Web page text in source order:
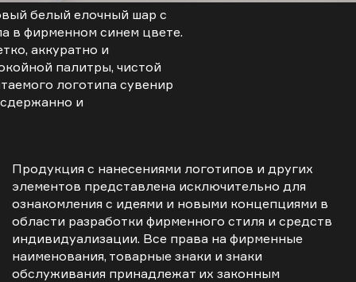
белый елочный шар с
в фирменном синем цвете.
аккуратно и
палитры, чистой
логотипа сувенир
и
Продукция с нанесениями логотипов и других
элементов представлена исключительно для
ознакомления с идеями и новыми концепциями в
области разработки фирменного стиля и средств
индивидуализации. Все права на фирменные
наименования, товарные знаки и знаки
обслуживания принадлежат их законным